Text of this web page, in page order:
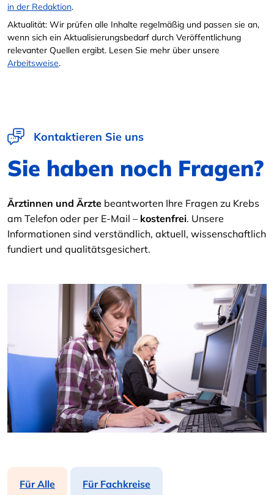
in der Redaktion.
Aktualität: Wir prüfen alle Inhalte regelmäßig und passen sie an,
wenn sich ein Aktualisierungsbedarf durch Veröffentlichung
relevanter Quellen ergibt. Lesen Sie mehr über unsere
Arbeitsweise.
Kontaktieren Sie uns
Sie haben noch Fragen?
Ärztinnen und Ärzte beantworten Ihre Fragen zu Krebs
am Telefon oder per E-Mail – kostenfrei. Unsere
Informationen sind verständlich, aktuell, wissenschaftlich
fundiert und qualitätsgesichert.
Für Alle Für Fachkreise